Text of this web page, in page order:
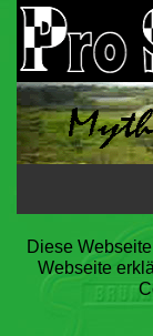
Startseite
Steilstrecke
Diese
Webseite